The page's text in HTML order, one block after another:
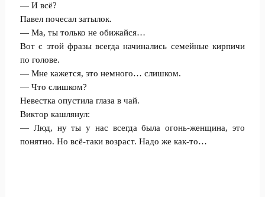
— И всё?
Павел почесал затылок.
— Ма, ты только не обижайся…
Вот с этой фразы всегда начинались семейные кирпичи
по голове.
— Мне кажется, это немного… слишком.
— Что слишком?
Невестка опустила глаза в чай.
Виктор кашлянул:
— Люд, ну ты у нас всегда была огонь-женщина, это
понятно. Но всё-таки возраст. Надо же как-то…